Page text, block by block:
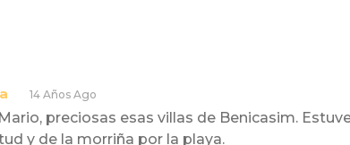
14 Años Ago
preciosas esas villas de Benicasim.
y de la morriña por la playa.